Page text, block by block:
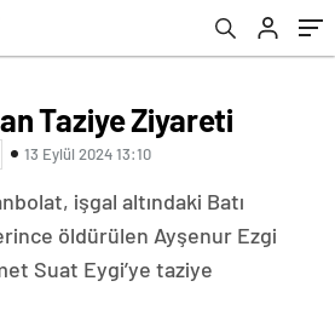
Taziye Ziyareti
13 Eylül 2024 13:10
işgal altındaki Batı
öldürülen Ayşenur Ezgi
Suat Eygi’ye taziye